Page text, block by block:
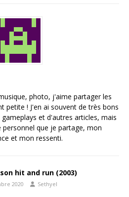
photo, j'aime partager les
petite ! J'en ai souvent de très bons
et d'autres articles, mais
que je partage, mon
et mon ressenti.
hit and run (2003)
2020 Sethyel